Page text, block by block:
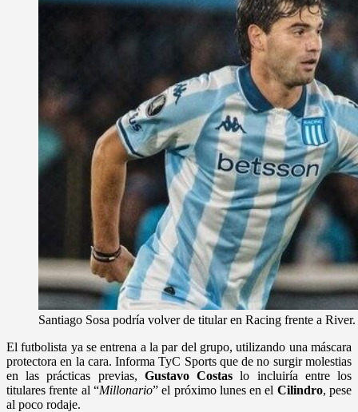
Santiago Sosa podría volver de titular en Racing frente a
El futbolista ya se entrena a la par del grupo, utilizando una máscara
protectora en la cara. Informa TyC Sports que de no surgir molestias
en las prácticas previas, Gustavo Costas lo incluiría entre los
titulares frente al “Millonario” el próximo lunes en el Cilindro, pese
al poco rodaje.